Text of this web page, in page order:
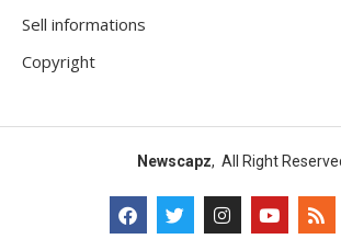
Sell informations
Copyright
Newscapz, All Right